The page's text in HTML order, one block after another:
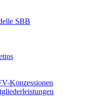
SBB
Konzessionen